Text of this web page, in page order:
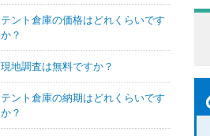
テント倉庫の価格はどれくらいです
か？
現地調査は無料ですか？
テント倉庫の納期はどれくらいです
か？